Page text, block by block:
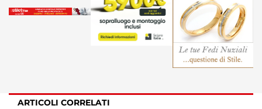
ARTICOLI CORRELATI